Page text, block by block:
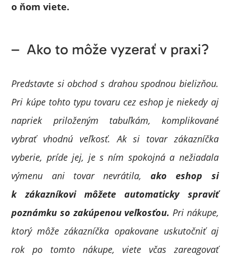
o ňom viete.
– Ako to môže vyzerať v praxi?
Predstavte si obchod s drahou spodnou bielizňou.
Pri kúpe tohto typu tovaru cez eshop je niekedy aj
napriek priloženým tabuľkám, komplikované
vybrať vhodnú veľkosť. Ak si tovar zákazníčka
vyberie, príde jej, je s ním spokojná a nežiadala
výmenu ani tovar nevrátila, ako eshop si
k zákazníkovi môžete automaticky spraviť
poznámku so zakúpenou veľkosťou. Pri nákupe,
ktorý môže zákazníčka opakovane uskutočniť aj
rok po tomto nákupe, viete včas zareagovať